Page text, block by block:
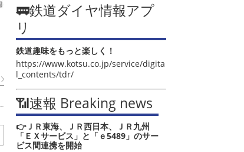
🚃鉄道ダイヤ情報アプ
リ
鉄道趣味をもっと楽しく！
https://www.kotsu.co.jp/service/digita
l_contents/tdr/
📶速報 Breaking news
👉ＪＲ東海、ＪＲ西日本、ＪＲ九州
「ＥＸサービス」と「ｅ5489」のサー
ビス間連携を開始